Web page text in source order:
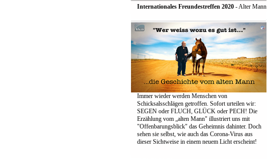
Internationales Freundestreffen 2020- Alter Mann
Immer wieder werden Menschen von
Schicksalsschlägen getroffen. Sofort urteilen wir:
SEGEN oder FLUCH, GLÜCK oder PECH! Die
Erzählung vom „alten Mann" illustriert uns mit
"Offenbarungsblick" das Geheimnis dahinter. Doch
sehen sie selbst, wie auch das Corona-Virus aus
dieser Sichtweise in einem neuem Licht erscheint!